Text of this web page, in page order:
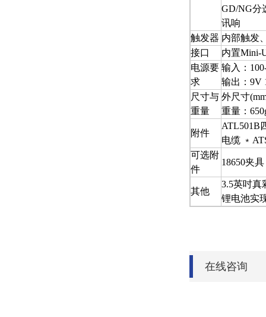
GD/NG分
讯响
触发器 内部触发
接口
内置Mini-
电源要
求
输入：
输出：9V
尺寸与
重量
外尺寸
重量：
附件
ATL501B
电缆
可选附
件
18650夹具
其他
3.5英吋真
锂电池实
在线咨询